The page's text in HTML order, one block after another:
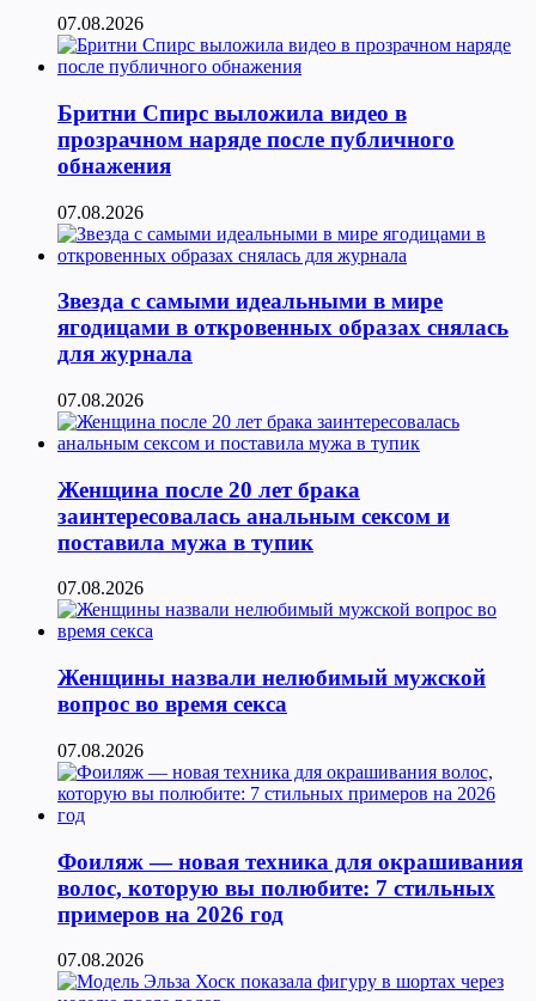
07.08.2026
Бритни Спирс выложила видео в
прозрачном наряде после публичного
обнажения
07.08.2026
Звезда с самыми идеальными в мире
ягодицами в откровенных образах снялась
для журнала
07.08.2026
Женщина после 20 лет брака
заинтересовалась анальным сексом и
поставила мужа в тупик
07.08.2026
Женщины назвали нелюбимый мужской
вопрос во время секса
07.08.2026
Фоиляж — новая техника для окрашивания
волос, которую вы полюбите: 7 стильных
примеров на 2026 год
07.08.2026